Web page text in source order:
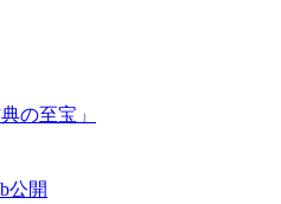
の至宝」
公開